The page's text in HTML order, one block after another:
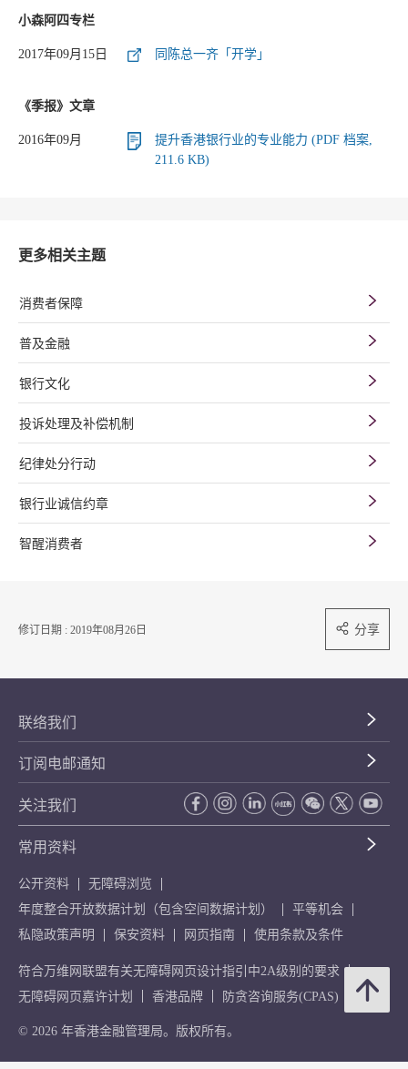
小森阿四专栏
2017年09月15日 同陈总一齐「开学」
《季报》文章
2016年09月
提升香港银行业的专业能力 (PDF 档案,
211.6 KB)
更多相关主题
消费者保障
普及金融
银行文化
投诉处理及补偿机制
纪律处分行动
银行业诚信约章
智醒消费者
修订日期 : 2019年08月26日 分享
联络我们
订阅电邮通知
关注我们
常用资料
公开资料
无障碍浏览
年度整合开放数据计划（包含空间数据计划）
平等机会
私隐政策声明
保安资料 网页指南 使用条款及条件
符合万维网联盟有关无障碍网页设计指引中2A级别的要求
无障碍网页嘉许计划
香港品牌 防贪咨询服务(CPAS)
© 2026 年香港金融管理局。版权所有。